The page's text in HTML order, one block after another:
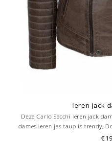
leren jack
Deze Carlo Sacchi leren jack
dames leren jas taup is trendy,
deze jack uniek. Deze leren jas is